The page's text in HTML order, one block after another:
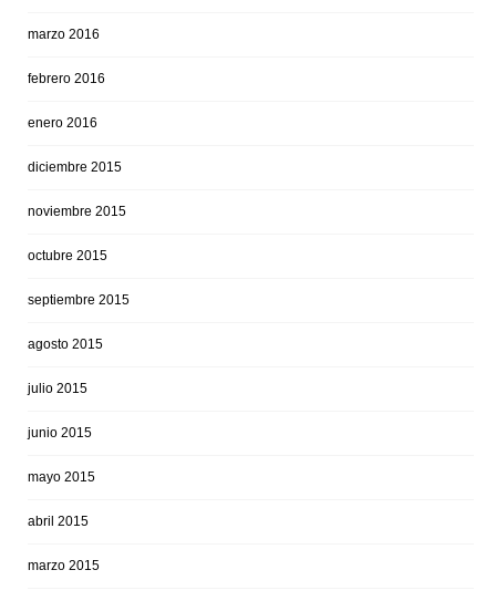
marzo 2016
febrero 2016
enero 2016
diciembre 2015
noviembre 2015
octubre 2015
septiembre 2015
agosto 2015
julio 2015
junio 2015
mayo 2015
abril 2015
marzo 2015